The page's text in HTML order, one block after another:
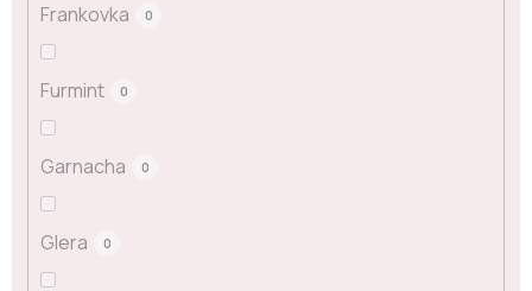
Frankovka 0
Furmint 0
Garnacha 0
Glera 0